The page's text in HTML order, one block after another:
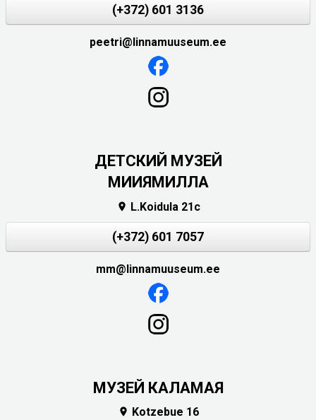
(+372) 601 3136
peetri@linnamuuseum.ee
ДЕТСКИЙ МУЗЕЙ
МИИЯМИЛЛА
 L.Koidula 21c
(+372) 601 7057
mm@linnamuuseum.ee
МУЗЕЙ КАЛАМАЯ
 Kotzebue 16